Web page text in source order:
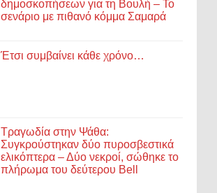
δημοσκοπήσεων για τη Βουλή – Το
σενάριο με πιθανό κόμμα Σαμαρά
Έτσι συμβαίνει κάθε χρόνο…
Τραγωδία στην Ψάθα:
Συγκρούστηκαν δύο πυροσβεστικά
ελικόπτερα – Δύο νεκροί, σώθηκε το
πλήρωμα του δεύτερου Bell